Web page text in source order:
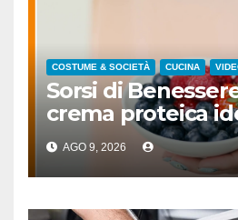
COSTUME & SOCIETÀ CUCINA
Sorsi di
crema proteica
spuntino
AGO 9, 2026